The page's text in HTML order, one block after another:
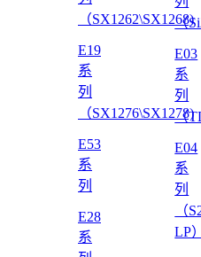
（SX1262\SX1268)
E19
系
列
（SX1276\SX1278)
E53
系
列
E28
系
（
E03
系
列
（
E04
系
列
（
LP）